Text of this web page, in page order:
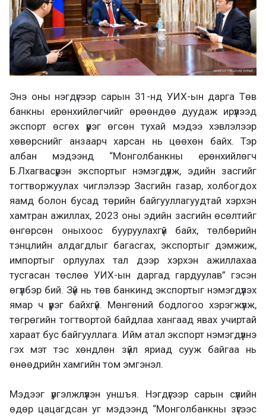
Энэ оны нэгдүгээр сарын 31-нд УИХ-ын дарга Төв
банкны ерөнхийлөгчийг өрөөндөө дуудаж ирүүлээд
экспорт өсгөх үүрэг өгсөн тухай мэдээ хэвлэлээр
хөвөрснийг анзаарч харсан нь цөөхөн байх. Тэр
албан мэдээнд “Монголбанкны ерөнхийлөгч
Б.Лхагвасүрэн экспортыг нэмэгдүүлж, эдийн засгийг
тогтворжуулах чиглэлээр Засгийн газар, холбогдох
яамд болон бусад төрийн байгууллагуудтай хэрхэн
хамтран ажиллах, 2023 оны эдийн засгийн өсөлтийг
өнгөрсөн оныхоос бууруулахгүй байх, төлбөрийн
тэнцлийн алдагдлыг багасгах, экспортыг дэмжиж,
импортыг орлуулах тал дээр хэрхэн ажиллахаа
тусгасан төслөө УИХ-ын даргад гардуулав” гэсэн
өгүүлбэр бий. Зүй нь төв банкинд экспортыг нэмэгдүүлэх
ямар ч үүрэг байхгүй. Мөнгөний бодлогоо хэрэгжүүлж,
төгрөгийн тогтвортой байдлаа хангаад явах учиртай
хараат бус байгууллага. Ийм атал экспорт нэмэгдүүлнэ
гэх мэт тэс хөндлөн зүйл яриад сууж байгаа нь
өнөөдрийн хамгийн том эмгэнэл.
Мэдээг үргэлжлүүлэн уншъя. Нэгдүгээр сарын сүүлийн
өдөр цацагдсан уг мэдээнд “Монголбанкны зүгээс